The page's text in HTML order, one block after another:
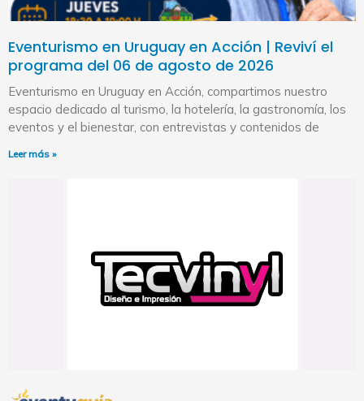
Eventurismo en Uruguay en Acción | Reviví el
programa del 06 de agosto de 2026
Eventurismo en Uruguay en Acción, compartimos nuestro
espacio dedicado al turismo, la hotelería, la gastronomía, los
eventos y el bienestar, con entrevistas y contenidos de
Leer más »